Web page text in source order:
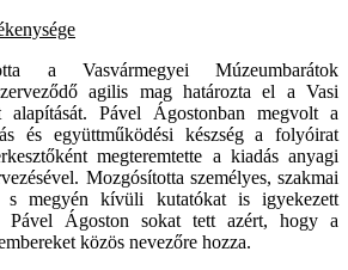
a Vasvármegyei Múzeumbarátok
agilis mag határozta el a Vasi
Pável Ágostonban megvolt a
és együttműködési készség a folyóirat
megteremtette a kiadás anyagi
Mozgósította személyes, szakmai
s megyén kívüli kutatókat is igyekezett
Pável Ágoston sokat tett azért, hogy a
közös nevezőre hozza.